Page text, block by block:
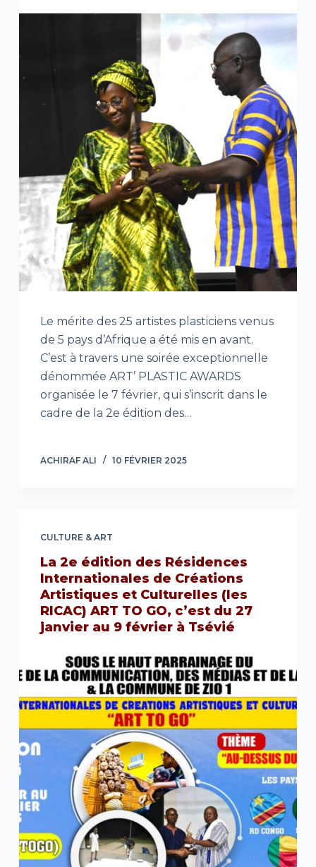
Le mérite des 25 artistes plasticiens venus
de 5 pays d’Afrique a été mis en avant.
C’est à travers une soirée exceptionnelle
dénommée ART’ PLASTIC AWARDS
organisée le 7 février, qui s’inscrit dans le
cadre de la 2e édition des…
ACHIRAF ALI 10 FÉVRIER 2025
CULTURE & ART
La 2e édition des Résidences
Internationales de Créations
Artistiques et Culturelles (les
RICAC) ART TO GO, c’est du 27
janvier au 9 février à Tsévié